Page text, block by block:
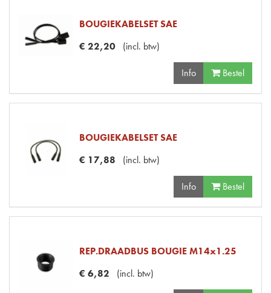
BOUGIEKABELSET SAE
€ 22,20 (incl. btw)
Info Bestel
BOUGIEKABELSET SAE
€ 17,88 (incl. btw)
Info Bestel
REP.DRAADBUS BOUGIE M14x1.25
€ 6,82 (incl. btw)